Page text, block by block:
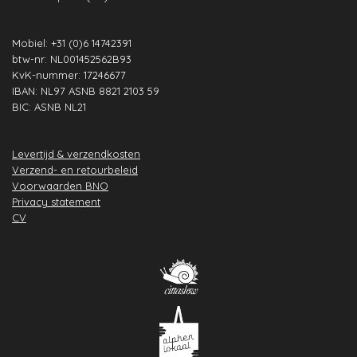
Mobiel: +31 (0)6 14742391
btw-nr: NL001452562B93
KvK-nummer: 17246677
IBAN: NL97 ASNB 8821 2103 59
BIC: ASNB NL21
Levertijd & verzendkosten
Verzend- en retourbeleid
Voorwaarden BNO
Privacy statement
CV